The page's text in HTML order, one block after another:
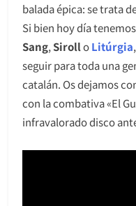
balada épica: se trata
Si bien hoy día
Sang,SirolloLitúrgia,
seguir para toda una
catalán. Os dejamos
con la combativa «El
infravalorado disco